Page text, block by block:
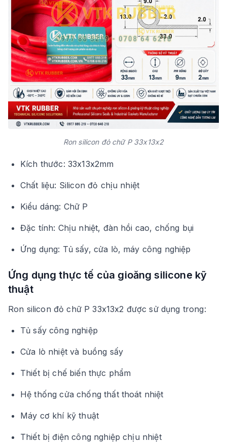
Ron silicon đỏ chữ P 33x13x2
Kích thước: 33x13x2mm
Chất liệu: Silicon đỏ chịu nhiệt
Kiểu dáng: Chữ P
Đặc tính: Chịu nhiệt, đàn hồi cao, chống bụi
Ứng dụng: Tủ sấy, cửa lò, máy công nghiệp
Ứng dụng thực tế của gioăng silicone kỹ
thuật
Ron silicon đỏ chữ P 33x13x2 được sử dụng trong:
Tủ sấy công nghiệp
Cửa lò nhiệt và buồng sấy
Thiết bị chế biến thực phẩm
Hệ thống cửa chống thất thoát nhiệt
Máy cơ khí kỹ thuật
Thiết bị điện công nghiệp chịu nhiệt